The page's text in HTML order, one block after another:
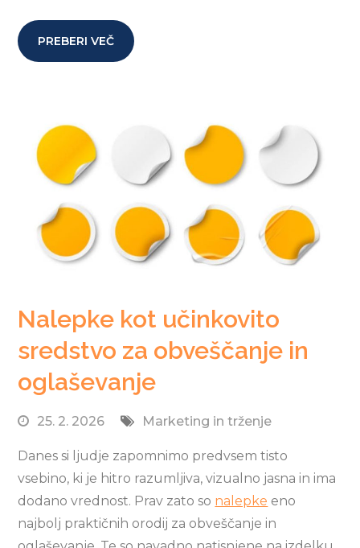
PREBERI VEČ
Nalepke kot učinkovito
sredstvo za obveščanje in
oglaševanje
25. 2. 2026 Marketing in trženje
Danes si ljudje zapomnimo predvsem tisto
vsebino, ki je hitro razumljiva, vizualno jasna in ima
dodano vrednost. Prav zato so nalepke eno
najbolj praktičnih orodij za obveščanje in